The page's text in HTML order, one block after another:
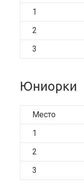
1
2
3
Юниорки
Место
1
2
3